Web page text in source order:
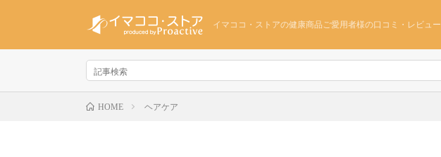
イマココ・ストアの健康商品ご愛用者様の口コミ・レビュー
HOME ヘアケア